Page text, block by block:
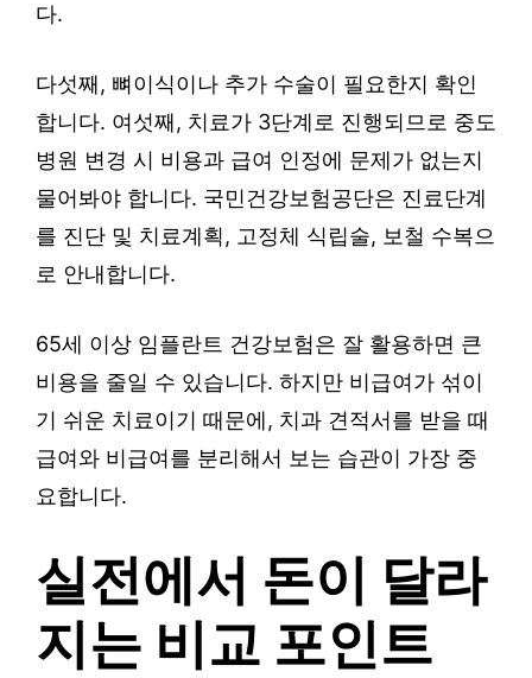
다.
다섯째, 뼈이식이나 추가 수술이 필요한지 확인
합니다. 여섯째, 치료가 3단계로 진행되므로 중도
병원 변경 시 비용과 급여 인정에 문제가 없는지
물어봐야 합니다. 국민건강보험공단은 진료단계
를 진단 및 치료계획, 고정체 식립술, 보철 수복으
로 안내합니다.
65세 이상 임플란트 건강보험은 잘 활용하면 큰
비용을 줄일 수 있습니다. 하지만 비급여가 섞이
기 쉬운 치료이기 때문에, 치과 견적서를 받을 때
급여와 비급여를 분리해서 보는 습관이 가장 중
요합니다.
실전에서 돈이 달라
지는 비교 포인트